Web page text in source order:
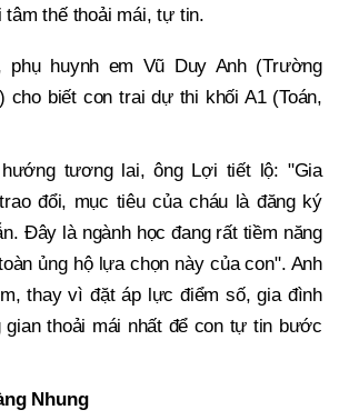
tâm thế thoải mái, tự tin.
phụ huynh em Vũ Duy Anh (Trường
cho biết con trai dự thi khối A1 (Toán,
tương lai, ông Lợi tiết lộ: "Gia
đổi, mục tiêu của cháu là đăng ký
Đây là ngành học đang rất tiềm năng
ủng hộ lựa chọn này của con". Anh
thay vì đặt áp lực điểm số, gia đình
gian thoải mái nhất để con tự tin bước
Nhung